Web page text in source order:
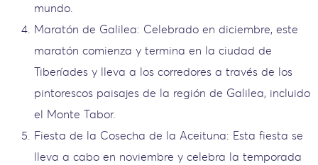
mundo.
Maratón de Galilea: Celebrado en diciembre, este
maratón comienza y termina en la ciudad de
Tiberíades y lleva a los corredores a través de los
pintorescos paisajes de la región de Galilea, incluido
el Monte Tabor.
Fiesta de la Cosecha de la Aceituna: Esta fiesta se
lleva a cabo en noviembre y celebra la temporada